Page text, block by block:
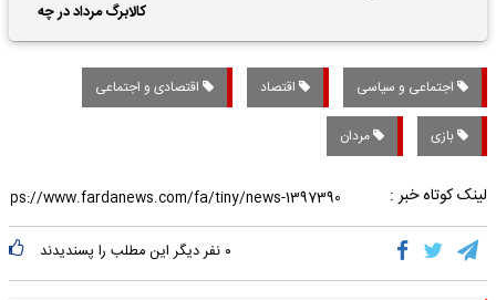
کالابرگ مرداد در چه
تاریخی واریز خواهد شد؟
اجتماعی و سیاسی اقتصاد اقتصادی و اجتماعی
بازی مردان
لینک کوتاه خبر :
۰ نفر دیگر این مطلب را پسندیدند